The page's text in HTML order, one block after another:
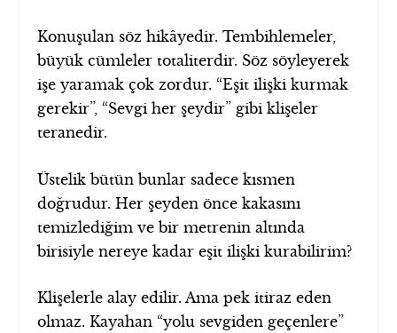
Konuşulan söz hikâyedir. Tembihlemeler,
büyük cümleler totaliterdir. Söz söyleyerek
işe yaramak çok zordur. “Eşit ilişki kurmak
gerekir”, “Sevgi her şeydir” gibi klişeler
teranedir.
Üstelik bütün bunlar sadece kısmen
doğrudur. Her şeyden önce kakasını
temizlediğim ve bir metrenin altında
birisiyle nereye kadar eşit ilişki kurabilirim?
Klişelerle alay edilir. Ama pek itiraz eden
olmaz. Kayahan “yolu sevgiden geçenlere”